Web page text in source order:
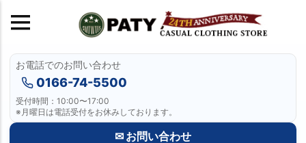
お電話でのお問い合わせ
0166-74-5500
受付時間：10:00〜17:00
※月曜日は電話受付をお休みしております。
✉ お問い合わせ